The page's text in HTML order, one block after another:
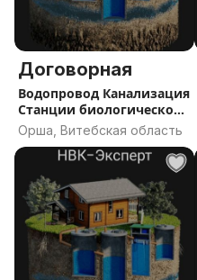
Договорная
Водопровод Канализация
Станции биологической
очистки септик проект
прокол
Орша, Витебская область